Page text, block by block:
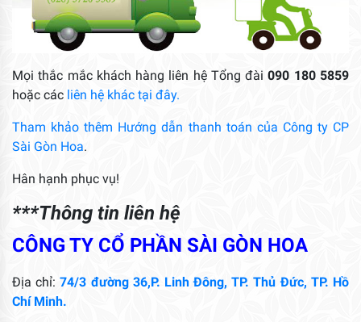
Mọi thắc mắc khách hàng liên hệ Tổng đài090 180 5859
hoặc các liên hệ khác tại đây.
Tham khảo thêm Hướng dẫn thanh toán của Công ty CP
Sài Gòn Hoa.
Hân hạnh phục vụ!
***Thông tin liên hệ
CÔNG TY CỔ PHẦN SÀI GÒN HOA
Địa chỉ:74/3 đường 36,P. Linh Đông, TP. Thủ Đức, TP. Hồ
Chí Minh.